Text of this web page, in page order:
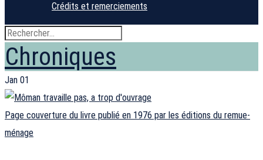
Crédits et remerciements
Chroniques
Jan 01
Page couverture du livre publié en 1976 par les éditions du remue-
ménage